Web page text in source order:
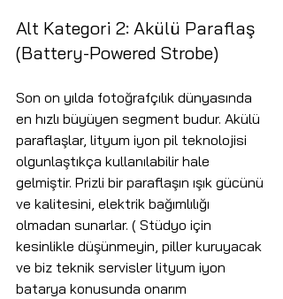
Alt Kategori 2: Akülü Paraflaş
(Battery-Powered Strobe)
Son on yılda fotoğrafçılık dünyasında
en hızlı büyüyen segment budur. Akülü
paraflaşlar, lityum iyon pil teknolojisi
olgunlaştıkça kullanılabilir hale
gelmiştir. Prizli bir paraflaşın ışık gücünü
ve kalitesini, elektrik bağımlılığı
olmadan sunarlar. ( Stüdyo için
kesinlikle düşünmeyin, piller kuruyacak
ve biz teknik servisler lityum iyon
batarya konusunda onarım